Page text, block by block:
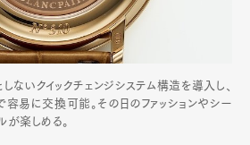
ないクイックチェンジシステム構造を導入し、
容易に交換可能。その日のファッションやシー
が楽しめる。